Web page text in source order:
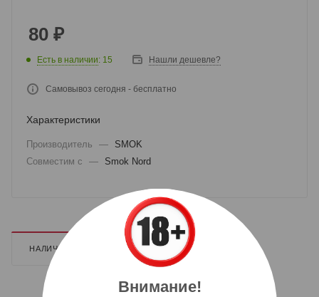
80 ₽
Есть в наличии: 15 Нашли дешевле?
Самовывоз сегодня - бесплатно
Характеристики
Производитель —
SMOK
Совместим с
— Smok Nord
НАЛИЧИЕ ДОПОЛНИТЕЛЬНО
Внимание!